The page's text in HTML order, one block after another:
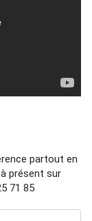
partout en
présent sur
71 85